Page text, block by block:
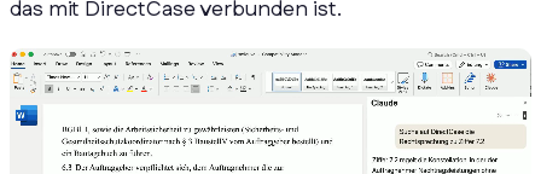
das mit DirectCase verbunden ist.